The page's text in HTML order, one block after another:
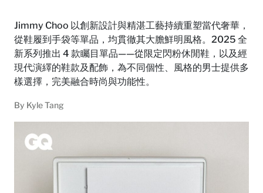
Jimmy Choo 以創新設計與精湛工藝持續重塑當代奢華，
從鞋履到手袋等單品，均貫徹其大膽鮮明風格。2025 全
新系列推出 4 款矚目單品——從限定閃粉休閒鞋，以及經
現代演繹的鞋款及配飾，為不同個性、風格的男士提供多
樣選擇，完美融合時尚與功能性。
By Kyle Tang